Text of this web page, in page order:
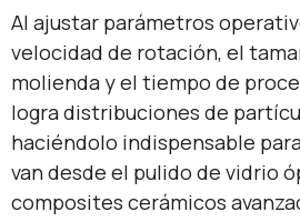
Al ajustar parámetros
velocidad de rotación​​, el
molienda​​ y el ​​tiempo de
logra distribuciones de
haciéndolo indispensable
van desde el pulido de vidrio
composites cerámicos